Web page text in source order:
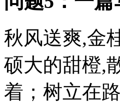
秋风送爽,
硕大的甜橙,
着；树立在